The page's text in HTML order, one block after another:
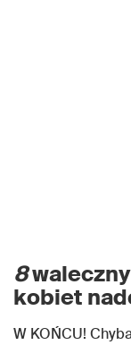
8
kobiet
W KOŃCU!